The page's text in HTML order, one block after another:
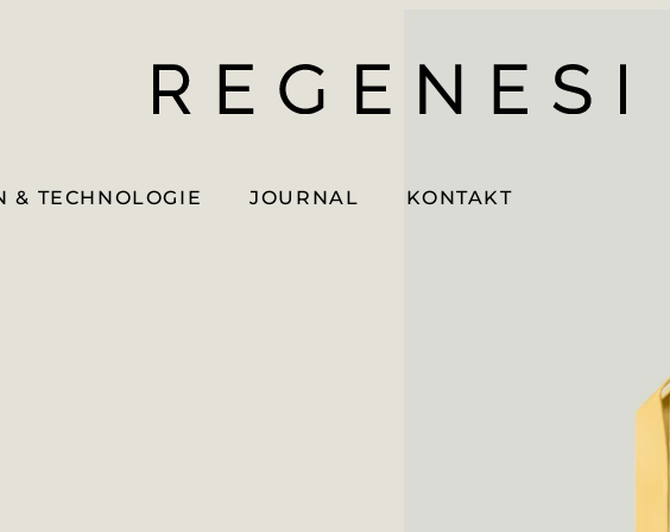
& TECHNOLOGIE JOURNAL KONTAKT